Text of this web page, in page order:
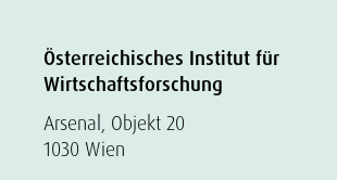
Österreichisches Institut für
Wirtschaftsforschung
Arsenal, Objekt 20
1030 Wien